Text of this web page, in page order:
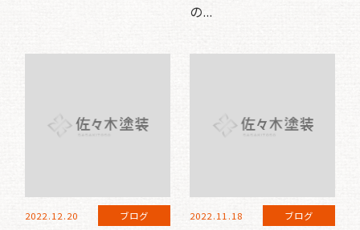
の...
2022.12.20 ブログ 2022.11.18 ブログ